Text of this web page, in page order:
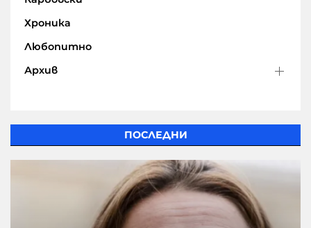
Хроника
Любопитно
Архив
ПОСЛЕДНИ